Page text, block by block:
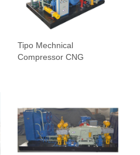
Tipo Mechnical
Compressor CNG